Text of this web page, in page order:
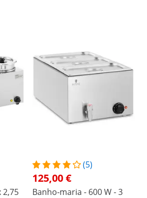
2,75
(5)
125,00 €
Banho-maria - 600 W - 3